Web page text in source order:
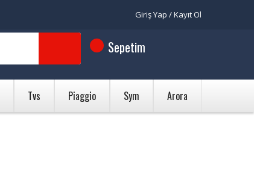
Giriş Yap / Kayıt Ol
Sepetim
Tvs Piaggio Sym Arora